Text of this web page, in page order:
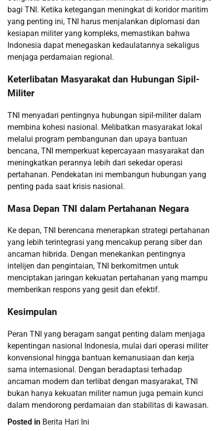
bagi TNI. Ketika ketegangan meningkat di koridor maritim
yang penting ini, TNI harus menjalankan diplomasi dan
kesiapan militer yang kompleks, memastikan bahwa
Indonesia dapat menegaskan kedaulatannya sekaligus
menjaga perdamaian regional.
Keterlibatan Masyarakat dan Hubungan Sipil-
Militer
TNI menyadari pentingnya hubungan sipil-militer dalam
membina kohesi nasional. Melibatkan masyarakat lokal
melalui program pembangunan dan upaya bantuan
bencana, TNI memperkuat kepercayaan masyarakat dan
meningkatkan perannya lebih dari sekedar operasi
pertahanan. Pendekatan ini membangun hubungan yang
penting pada saat krisis nasional.
Masa Depan TNI dalam Pertahanan Negara
Ke depan, TNI berencana menerapkan strategi pertahanan
yang lebih terintegrasi yang mencakup perang siber dan
ancaman hibrida. Dengan menekankan pentingnya
intelijen dan pengintaian, TNI berkomitmen untuk
menciptakan jaringan kekuatan pertahanan yang mampu
memberikan respons yang gesit dan efektif.
Kesimpulan
Peran TNI yang beragam sangat penting dalam menjaga
kepentingan nasional Indonesia, mulai dari operasi militer
konvensional hingga bantuan kemanusiaan dan kerja
sama internasional. Dengan beradaptasi terhadap
ancaman modern dan terlibat dengan masyarakat, TNI
bukan hanya kekuatan militer namun juga pemain kunci
dalam mendorong perdamaian dan stabilitas di kawasan.
Posted in Berita Hari Ini